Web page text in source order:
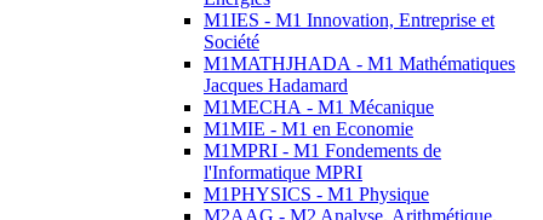
M1IES - M1 Innovation, Entreprise et
Société
M1MATHJHADA - M1 Mathématiques
Jacques Hadamard
M1MECHA - M1 Mécanique
M1MIE - M1 en Economie
M1MPRI - M1 Fondements de
l'Informatique MPRI
M1PHYSICS - M1 Physique
M2AAG - M2 Analyse, Arithmétique,